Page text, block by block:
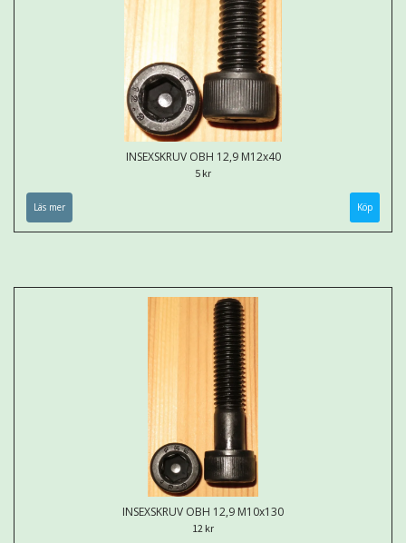
INSEXSKRUV OBH 12,9 M12x40
5 kr
Läs mer
INSEXSKRUV OBH 12,9 M10x130
12 kr